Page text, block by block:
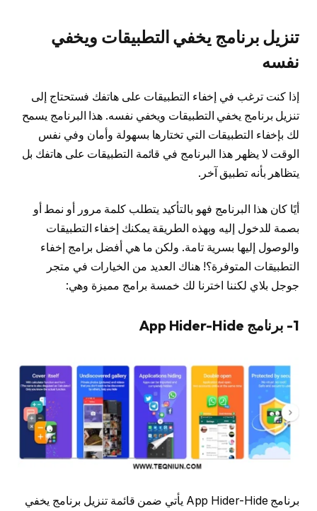
تنزيل برنامج يخفي التطبيقات ويخفي
نفسه
إذا كنت ترغب في إخفاء التطبيقات على هاتفك فستحتاج إلى
تنزيل برنامج يخفي التطبيقات ويخفي نفسه. هذا البرنامج يسمح
لك بإخفاء التطبيقات التي تختارها بسهولة وأمان وفي نفس
الوقت لا يظهر هذا البرنامج في قائمة التطبيقات على هاتفك بل
يتظاهر بأنه تطبيق آخر.
أيًا كان هذا البرنامج فهو بالتأكيد يتطلب كلمة مرور أو نمط أو
بصمة للدخول إليه وبهذه الطريقة يمكنك إخفاء التطبيقات
والوصول إليها بسرية تامة. ولكن ما هي أفضل برامج إخفاء
التطبيقات المتوفرة؟! هناك العديد من الخيارات في متجر
جوجل بلاي لكننا اخترنا لك خمسة برامج مميزة وهي:
1- برنامج App Hider-Hide
برنامج App Hider-Hide يأتي ضمن قائمة تنزيل برنامج يخفي